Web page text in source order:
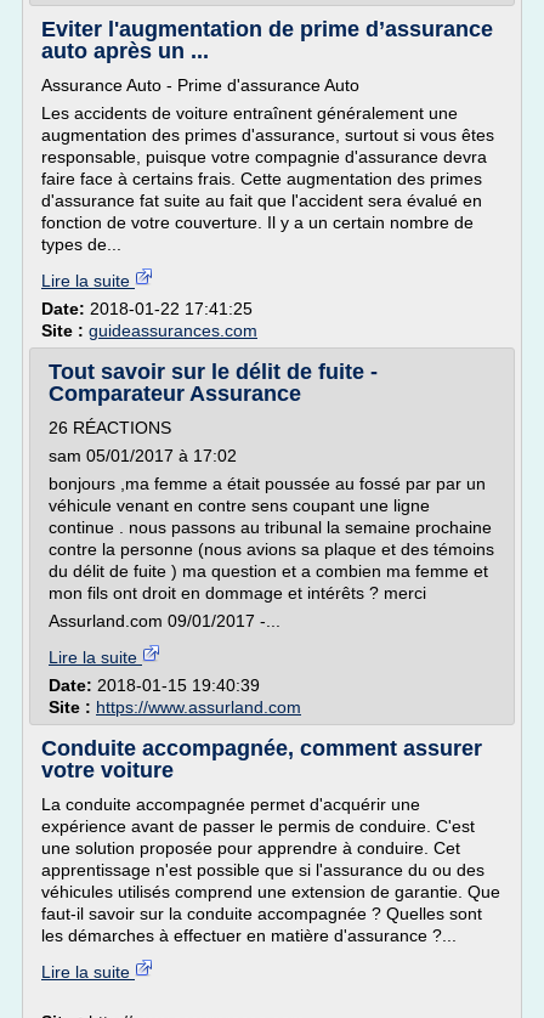
Eviter l'augmentation de prime d’assurance
auto après un ...
Assurance Auto - Prime d'assurance Auto
Les accidents de voiture entraînent généralement une
augmentation des primes d'assurance, surtout si vous êtes
responsable, puisque votre compagnie d'assurance devra
faire face à certains frais. Cette augmentation des primes
d'assurance fat suite au fait que l'accident sera évalué en
fonction de votre couverture. Il y a un certain nombre de
types de...
Lire la suite
Date: 2018-01-22 17:41:25
Site : guideassurances.com
Tout savoir sur le délit de fuite -
Comparateur Assurance
26 RÉACTIONS
sam 05/01/2017 à 17:02
bonjours ,ma femme a était poussée au fossé par par un
véhicule venant en contre sens coupant une ligne
continue . nous passons au tribunal la semaine prochaine
contre la personne (nous avions sa plaque et des témoins
du délit de fuite ) ma question et a combien ma femme et
mon fils ont droit en dommage et intérêts ? merci
Assurland.com 09/01/2017 -...
Lire la suite
Date: 2018-01-15 19:40:39
Site : https://www.assurland.com
Conduite accompagnée, comment assurer
votre voiture
La conduite accompagnée permet d'acquérir une
expérience avant de passer le permis de conduire. C'est
une solution proposée pour apprendre à conduire. Cet
apprentissage n'est possible que si l'assurance du ou des
véhicules utilisés comprend une extension de garantie. Que
faut-il savoir sur la conduite accompagnée ? Quelles sont
les démarches à effectuer en matière d'assurance ?...
Lire la suite